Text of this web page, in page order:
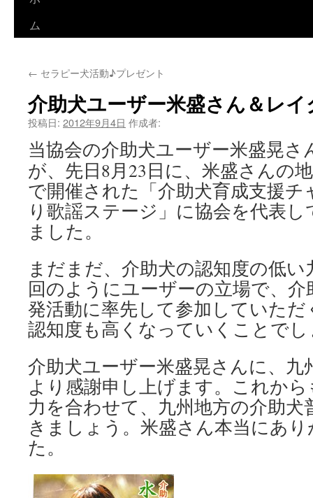
ム
← セラピー犬活動♪プレゼント
介助犬ユーザー米盛さん＆レ
投稿日: 2012年9月4日 作成者:
当協会の介助犬ユーザー米盛晃さ
が、先日8月23日に、米盛さんの
で開催された「介助犬育成支援
り歌謡ステージ」に協会を代表
ました。
まだまだ、介助犬の認知度の低
回のようにユーザーの立場で、
発活動に率先して参加していた
認知度も高くなっていくことで
介助犬ユーザー米盛晃さんに、九
より感謝申し上げます。これか
力を合わせて、九州地方の介助
きましょう。米盛さん本当にあ
た。